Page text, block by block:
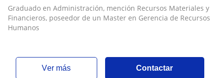
Graduado en Administración, mención Recursos Materiales y
Financieros, poseedor de un Master en Gerencia de Recursos
Humanos
ver más Contactar